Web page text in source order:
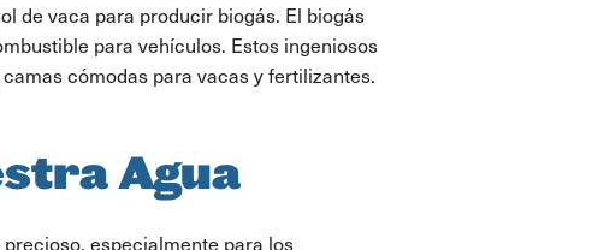
de vaca para producir biogás. El biogás
para vehículos. Estos ingeniosos
cómodas para vacas y fertilizantes.
Agua
especialmente para los